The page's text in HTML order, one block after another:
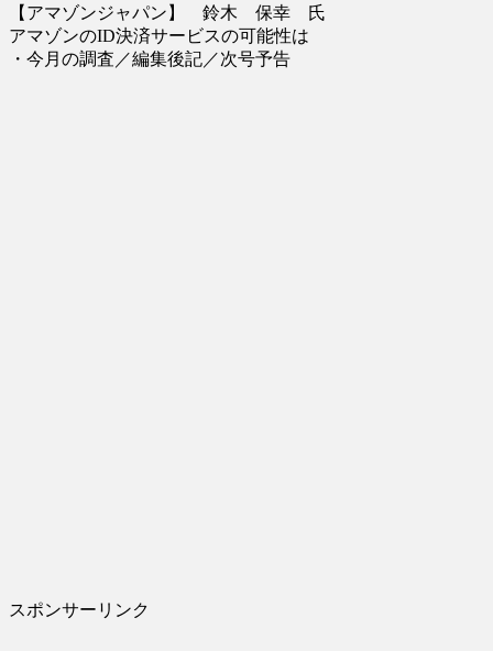
【アマゾンジャパン】 鈴木 保幸 氏
アマゾンのID決済サービスの可能性は
・今月の調査／編集後記／次号予告
スポンサーリンク